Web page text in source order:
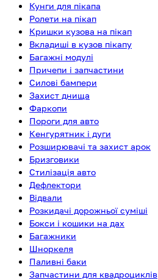
Кунги для пікапа
Ролети на пікап
Кришки кузова на пікап
Вкладиші в кузов пікапу
Багажні модулі
Причепи і запчастини
Силові бампери
Захист днища
Фаркопи
Пороги для авто
Кенгурятник і дуги
Розширювачі та захист арок
Бризговики
Стилізація авто
Дефлектори
Відвали
Розкидачі дорожньої суміші
Бокси і кошики на дах
Багажники
Шноркеля
Паливні баки
Запчастини для квадроциклів